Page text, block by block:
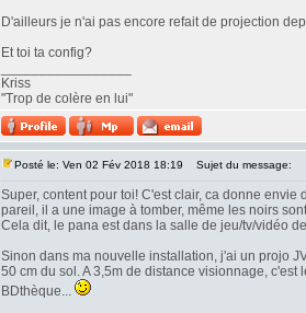
D'ailleurs je n'ai pas encore refait de projection
Et toi ta config?
Kriss
"Trop de colère en lui"
Posté le: Ven 02 Fév 2018 18:19 Sujet du message:
Super, content pour toi! C'est clair, ca donne
pareil, il a une image à tomber, même les noirs
Cela dit, le pana est dans la salle de jeu/tv/vidéo
Sinon dans ma nouvelle installation, j'ai un projo
50 cm du sol. A 3,5m de distance visionnage,
BDthèque...